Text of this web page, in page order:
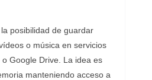
posibilidad de guardar
o música en servicios
Google Drive. La idea es
manteniendo acceso a